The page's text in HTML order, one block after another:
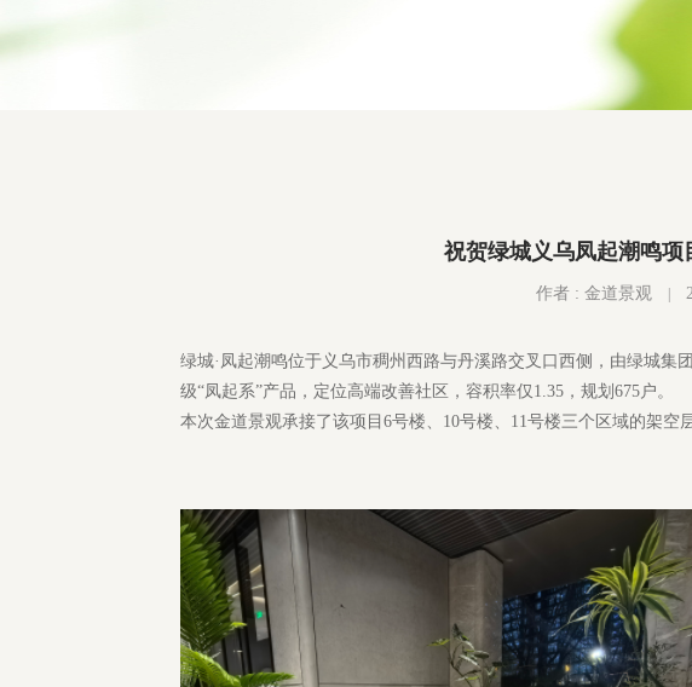
祝贺绿城义乌凤起潮鸣项
作者 : 金道景观
绿城·凤起潮鸣位于义乌市稠州西路与丹溪路交叉口西侧，由绿城集
级“凤起系”产品，定位高端改善社区，容积率仅1.35，规划675户。
本次金道景观承接了该项目6号楼、10号楼、11号楼三个区域的架空